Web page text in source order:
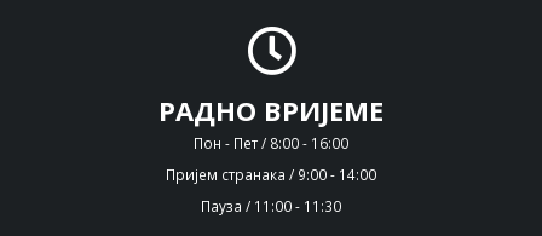
РАДНО ВРИЈЕМЕ
Пон - Пет / 8:00 - 16:00
Пријем странака / 9:00 - 14:00
Пауза / 11:00 - 11:30